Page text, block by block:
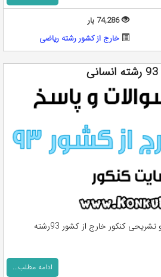
74,286 بار
خارج از کشور رشته ریاضی
دانلود سوالات و پاسخ کلیدی و تشریحی کنکور خارج از کشور 93رشته
ادامه مطلب...